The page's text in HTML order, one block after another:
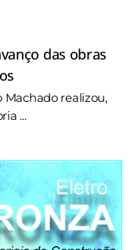
das obras
realizou,
...